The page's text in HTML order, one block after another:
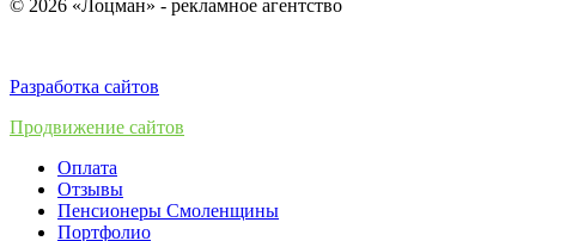
© 2026 «Лоцман» - рекламное агентство
Разработка сайтов
Продвижение сайтов
Оплата
Отзывы
Пенсионеры Смоленщины
Портфолио